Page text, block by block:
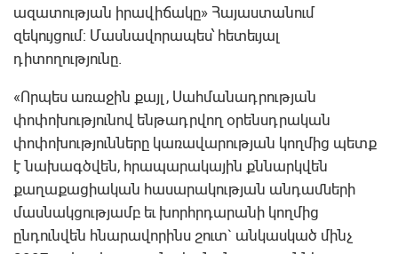
ազատության իրավիճակը» Հայաստանում
զեկույցում: Մասնավորապես՝ հետեւյալ
դիտողությունը.
«Որպես առաջին քայլ, Սահմանադրության
փոփոխությունով ենթադրվող օրենսդրական
փոփոխությունները կառավարության կողմից պետք
է նախագծվեն, հրապարակային քննարկվեն
քաղաքացիական հասարակության անդամների
մասնակցությամբ եւ խորհրդարանի կողմից
ընդունվեն հնարավորինս շուտ` անկասկած մինչ